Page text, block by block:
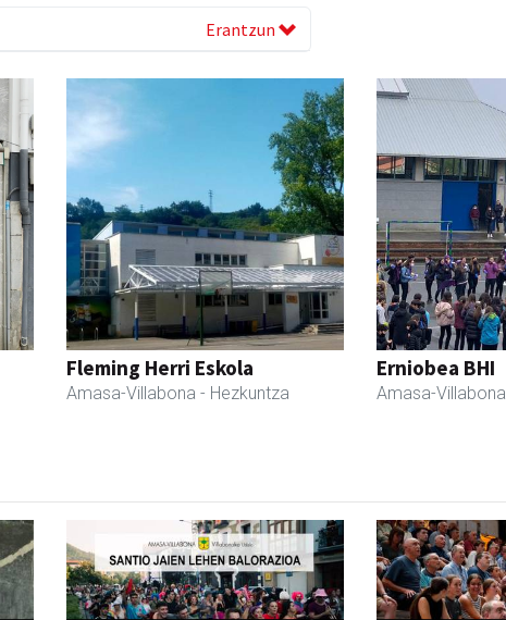
Erantzun
Fleming Herri Eskola
Amasa-Villabona - Hezkuntza
Erniobea BHI
Amasa-Villabona